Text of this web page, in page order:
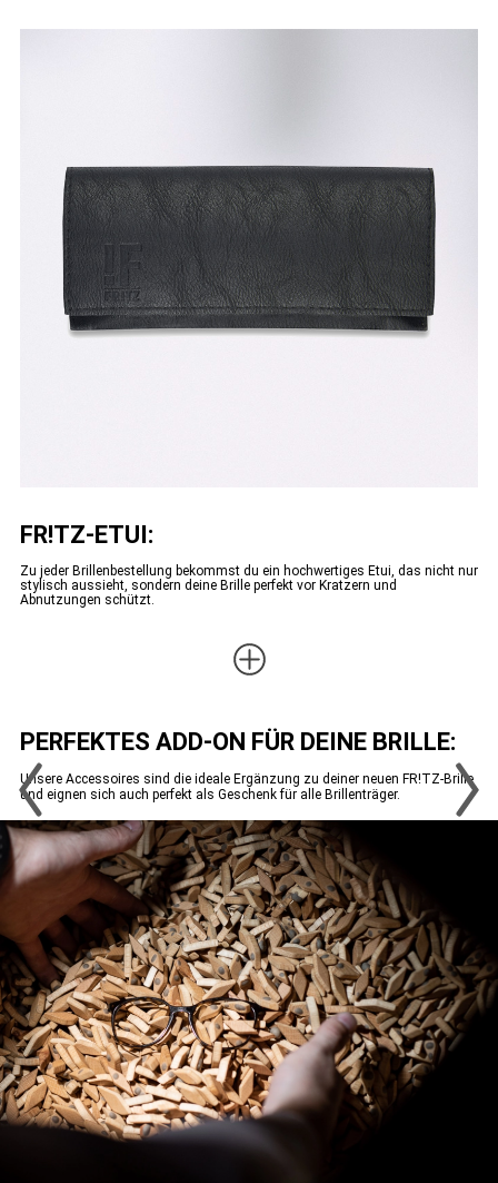
FR!TZ-ETUI:
Zu jeder Brillenbestellung bekommst du ein hochwertiges Etui, das nicht nur
stylisch aussieht, sondern deine Brille perfekt vor Kratzern und
Abnutzungen schützt.
PERFEKTES ADD-ON FÜR DEINE BRILLE:
Unsere Accessoires sind die ideale Ergänzung zu deiner neuen FR!TZ-Brille
und eignen sich auch perfekt als Geschenk für alle Brillenträger.